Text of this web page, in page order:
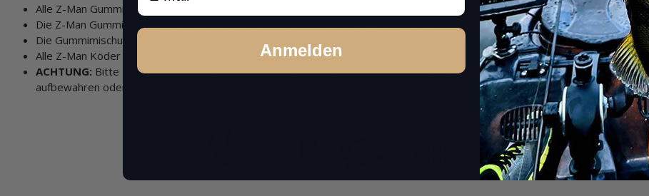
Alle Z-Man Gummiköder sind aus ElaZtech gefertigt. Dieses Material ist super-weich und ermöglicht somit ein
Die Z-Man Gummifische sind extrem elastisch und dennoch reißfest, so dass die Köder rund 10x so haltbar sind wie
Die Gummimischung ist auftreibend, so dass unbeschwerte Köder im Wasser schwimmen.
Alle Z-Man Köder sind absolut ungiftig und frei von PVC, Plastisol oder Phtalaten.
ACHTUNG: Bitte Z-Man Gummiköder nicht zusammen mit Weichplastik-Ködern anderer Hersteller lagern. Entweder in der
aufbewahren oder eine separate Tacklebox nur für ElaZtech-Köder anlegen.
Anmelden